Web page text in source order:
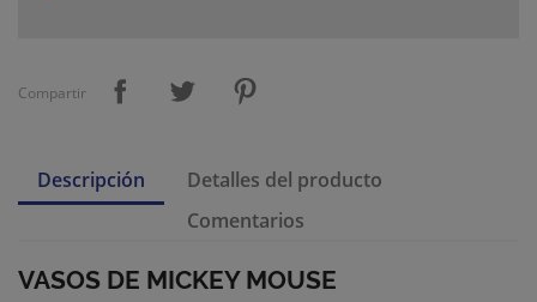
Compartir
Descripción
Detalles del producto
Comentarios
VASOS DE MICKEY MOUSE